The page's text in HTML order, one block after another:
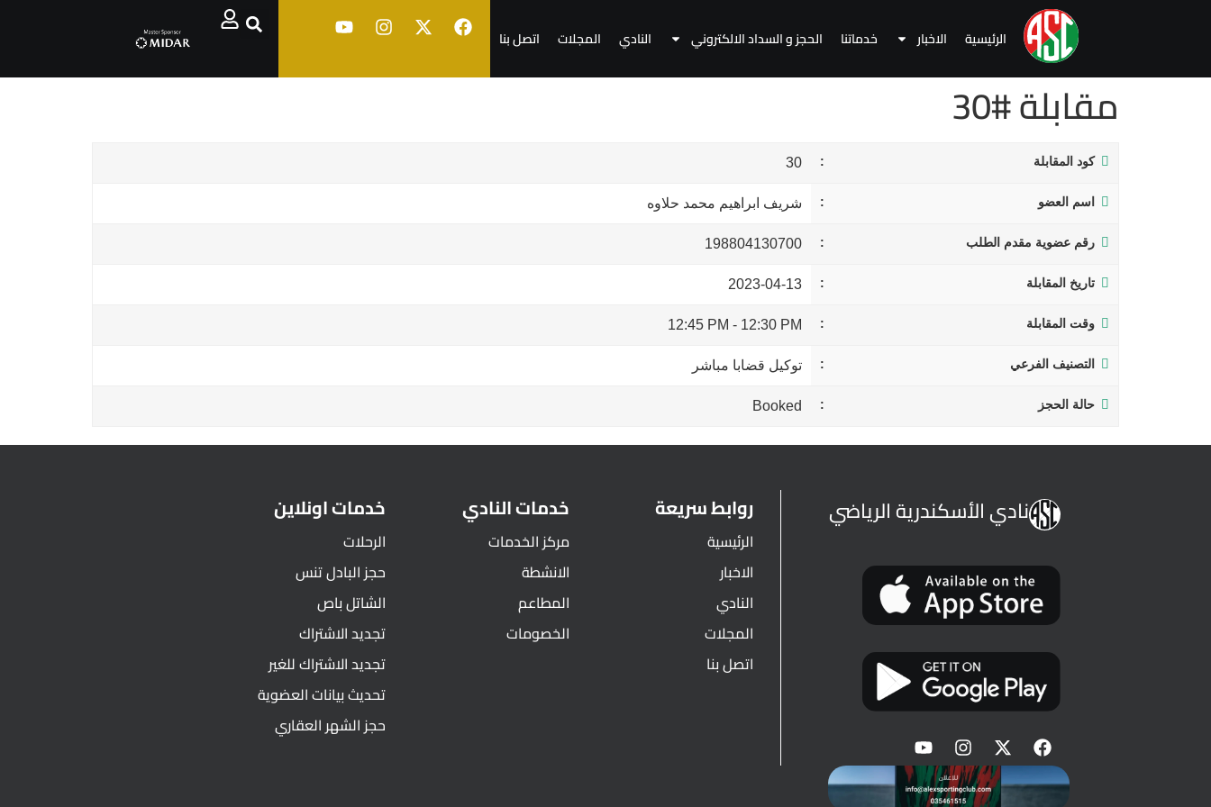
الرئيسية الاخبار خدماتنا الحجز و السداد الالكتروني النادي المجلات اتصل بنا
مقابلة #30
كود المقابلة 30
اسم العضو شريف ابراهيم محمد حلاوه
رقم عضوية مقدم الطلب 198804130700
تاريخ المقابلة 2023-04-13
وقت المقابلة 12:30 PM
-
12:45 PM
التصنيف الفرعي توكيل قضابا مباشر
حالة الحجز Booked
نادي الأسكندرية الرياضي روابط سريعة
الرئيسية
الاخبار
النادي
المجلات
اتصل بنا
خدمات النادي
مركز الخدمات
الانشطة
المطاعم
الخصومات
خدمات اونلاين
الرحلات
حجز البادل تنس
الشاتل باص
تجديد الاشتراك
تجديد الاشتراك للغير
تحديث بيانات العضوية
حجز الشهر العقاري